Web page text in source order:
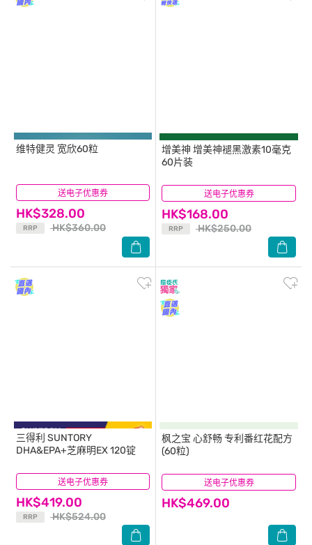
送电子优惠券
维特健灵 宽欣60粒
HK$328.00
RRP HK$360.00
(22) 送电子优惠券
增美神 增美神褪黑激素10毫克
60片装
HK$168.00
RRP HK$250.00
(1)
送电子优惠券
三得利 SUNTORY
DHA&EPA+芝麻明EX 120锭
HK$419.00
RRP HK$524.00
(2) 送电子优惠券
枫之宝 心舒畅 专利番红花配方
(60粒)
HK$469.00
(0)